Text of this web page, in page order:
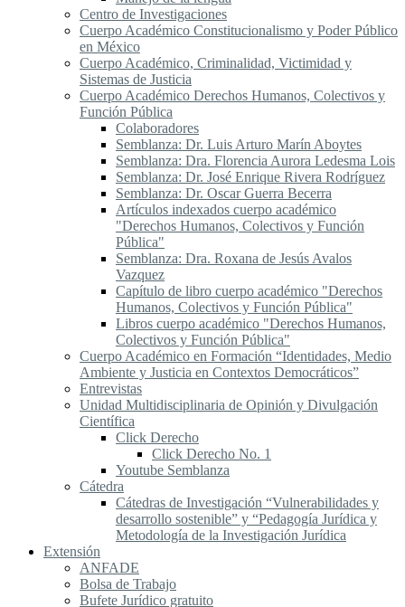
Centro de Investigaciones
Cuerpo Académico Constitucionalismo y Poder Público
en México
Cuerpo Académico, Criminalidad, Victimidad y
Sistemas de Justicia
Cuerpo Académico Derechos Humanos, Colectivos y
Función Pública
Colaboradores
Semblanza: Dr. Luis Arturo Marín Aboytes
Semblanza: Dra. Florencia Aurora Ledesma Lois
Semblanza: Dr. José Enrique Rivera Rodríguez
Semblanza: Dr. Oscar Guerra Becerra
Artículos indexados cuerpo académico
"Derechos Humanos, Colectivos y Función
Pública"
Semblanza: Dra. Roxana de Jesús Avalos
Vazquez
Capítulo de libro cuerpo académico "Derechos
Humanos, Colectivos y Función Pública"
Libros cuerpo académico "Derechos Humanos,
Colectivos y Función Pública"
Cuerpo Académico en Formación “Identidades, Medio
Ambiente y Justicia en Contextos Democráticos”
Entrevistas
Unidad Multidisciplinaria de Opinión y Divulgación
Científica
Click Derecho
Click Derecho No. 1
Youtube Semblanza
Cátedra
Cátedras de Investigación “Vulnerabilidades y
desarrollo sostenible” y “Pedagogía Jurídica y
Metodología de la Investigación Jurídica
Extensión
ANFADE
Bolsa de Trabajo
Bufete Jurídico gratuito